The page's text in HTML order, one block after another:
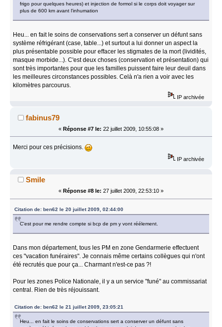
frigo pour quelques heures) et injection de formol si le corps doit voyager sur
plus de 600 km avant l'inhumation
Heu... en fait le soins de conservations sert a conserver un défunt sans
système réfrigérant (case, table...) et surtout a lui donner un aspect la
plus présentable possible pour effacer les stigmates de la mort (lividités,
masque morbide...). C'est deux choses (conservation et présentation) qui
sont très importantes pour que les familles puissent faire leur deuil dans
les meilleures circonstances possibles. Celà n'a rien a voir avec les
kilomètres parcourus.
IP archivée
fabinus79
« Réponse #7 le: 22 juillet 2009, 10:55:08 »
Merci pour ces précisions.
IP archivée
Smile
« Réponse #8 le: 27 juillet 2009, 22:53:10 »
Citation de: ben62 le 20 juillet 2009, 02:44:00
C'est pour me rendre compte si bcp de pm y vont réélement.
Dans mon département, tous les PM en zone Gendarmerie effectuent
ces "vacation funéraires". Je connais même certains collègues qui n'ont
été recrutés que pour ça... Charmant n'est-ce pas ?!
Pour les zones Police Nationale, il y a un service "funé" au commissariat
central. Rien de très réjouissant.
Citation de: ben62 le 21 juillet 2009, 23:05:21
Heu... en fait le soins de conservations sert a conserver un défunt sans